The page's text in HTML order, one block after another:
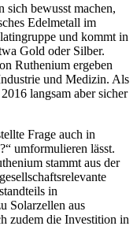
sich bewusst machen,
Edelmetall im
und kommt in
Gold oder Silber.
Ruthenium ergeben
und Medizin. Als
langsam aber sicher
Frage auch in
umformulieren lässt.
stammt aus der
in
Solarzellen aus
zudem die Investition in